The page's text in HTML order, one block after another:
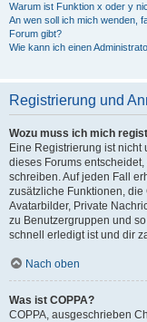
Warum ist Funktion x oder y
An wen soll ich mich wenden,
Forum gibt?
Wie kann ich einen
Registrierung und
Wozu muss ich mich
Eine Registrierung ist
dieses Forums
schreiben. Auf jeden Fall
zusätzliche Funktionen, die
Avatarbilder, Private
zu Benutzergruppen und
schnell erledigt ist und dir
Nach oben
Was ist COPPA?
COPPA, ausgeschrieben